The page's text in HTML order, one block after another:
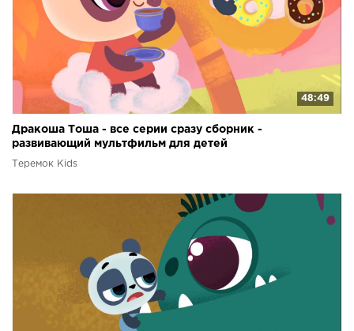
48:49
Дракоша Тоша - все серии сразу сборник -
развивающий мультфильм для детей
Теремок Kids